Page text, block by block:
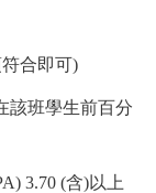
合即可)
該班學生前百分
3.70 (含)以上